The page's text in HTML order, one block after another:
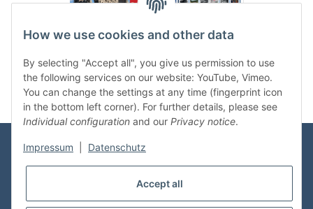
Categories
How we use cookies and other data
By selecting "Accept all", you give us permission to use
the following services on our website: YouTube, Vimeo.
You can change the settings at any time (fingerprint icon
in the bottom left corner). For further details, please see
Individual configuration and our Privacy notice.
Impressum Datenschutz
Accept all